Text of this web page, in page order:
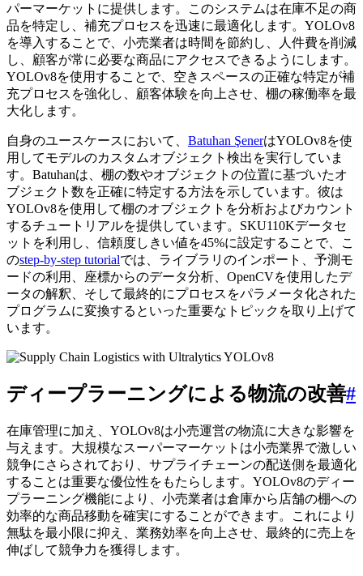
パーマーケットに提供します。このシステムは在庫不足の商
品を特定し、補充プロセスを迅速に最適化します。YOLOv8
を導入することで、小売業者は時間を節約し、人件費を削減
し、顧客が常に必要な商品にアクセスできるようにします。
YOLOv8を使用することで、空きスペースの正確な特定が補
充プロセスを強化し、顧客体験を向上させ、棚の稼働率を最
大化します。
自身のユースケースにおいて、 Batuhan ŞenerはYOLOv8を使
用してモデルのカスタムオブジェクト検出を実行していま
す。Batuhanは、棚の数やオブジェクトの位置に基づいたオ
ブジェクト数を正確に特定する方法を示しています。彼は
YOLOv8を使用して棚のオブジェクトを分析およびカウント
するチュートリアルを提供しています。SKU110Kデータセ
ットを利用し、信頼度しきい値を45%に設定することで、こ
のstep-by-step tutorialでは、ライブラリのインポート、予測モ
ードの利用、座標からのデータ分析、OpenCVを使用したデ
ータの解釈、そして最終的にプロセスをパラメータ化された
プログラムに変換するといった重要なトピックを取り上げて
います。
ディープラーニングによる物流の改善#
在庫管理に加え、YOLOv8は小売運営の物流に大きな影響を
与えます。大規模なスーパーマーケットは小売業界で激しい
競争にさらされており、サプライチェーンの配送側を最適化
することは重要な優位性をもたらします。YOLOv8のディー
プラーニング機能により、小売業者は倉庫から店舗の棚への
効率的な商品移動を確実にすることができます。これにより
無駄を最小限に抑え、業務効率を向上させ、最終的に売上を
伸ばして競争力を獲得します。